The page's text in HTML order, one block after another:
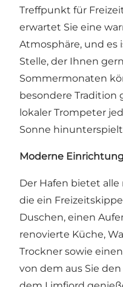
Treffpunkt für
erwartet Sie eine
Atmosphäre, und es
Stelle, der Ihnen
Sommermonaten
besondere Tradition
lokaler Trompeter
Sonne
Moderne
Der Hafen bietet
die ein
Duschen, einen
renovierte Küche,
Trockner sowie
von dem aus Sie